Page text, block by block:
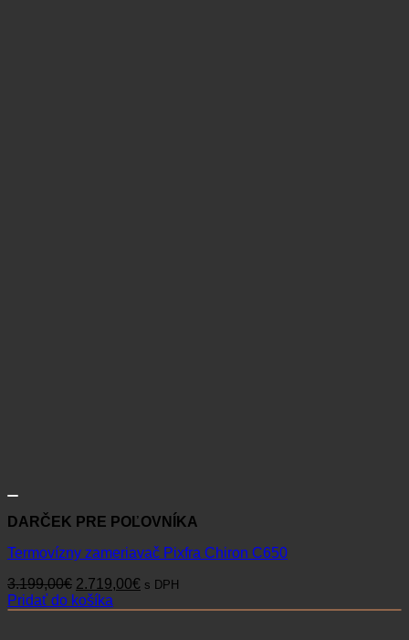
DARČEK PRE POĽOVNÍKA
Termovízny zameriavač Pixfra Chiron C650
3.199,00€ Pôvodná
cena
bola:
2.719,00€ Aktuálna
je:
s DPH
Pridať do košíka